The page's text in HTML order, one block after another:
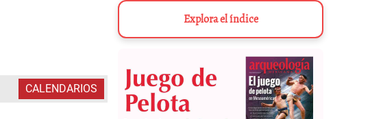
Variantes para el glifo
CALENDARIOS
Explora el índice